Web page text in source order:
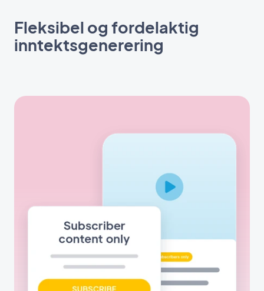
Fleksibel og fordelaktig
inntektsgenerering